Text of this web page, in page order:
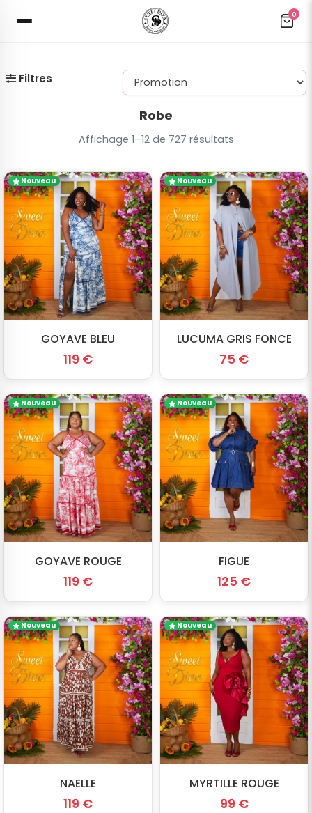
0
Filtres
Robe
Affichage 1–12 de 727 résultats
Nouveau
GOYAVE BLEU
119 €
Nouveau
LUCUMA GRIS FONCE
75 €
Nouveau
GOYAVE ROUGE
119 €
Nouveau
FIGUE
125 €
Nouveau
NAELLE
119 €
Nouveau
MYRTILLE ROUGE
99 €